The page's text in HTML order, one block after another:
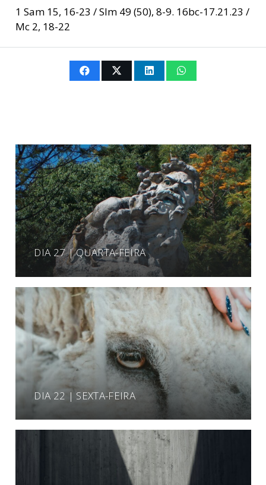
1 Sam 15, 16-23 / Slm 49 (50), 8-9. 16bc-17.21.23 /
Mc 2, 18-22
DIA 27 | QUARTA-FEIRA
DIA 22 | SEXTA-FEIRA